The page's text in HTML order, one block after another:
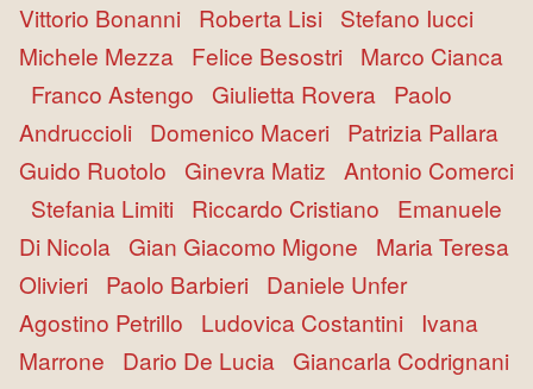
Vittorio Bonanni Roberta Lisi Stefano Iucci
Michele Mezza Felice Besostri Marco Cianca
Franco Astengo
Giulietta Rovera Paolo
Andruccioli Domenico Maceri Patrizia Pallara
Guido Ruotolo
Ginevra Matiz Antonio Comerci
Stefania Limiti Riccardo Cristiano
Emanuele
Di Nicola Gian Giacomo Migone
Maria Teresa
Olivieri Paolo Barbieri Daniele Unfer
Agostino Petrillo
Ludovica Costantini
Ivana
Marrone
Dario De Lucia Giancarla Codrignani